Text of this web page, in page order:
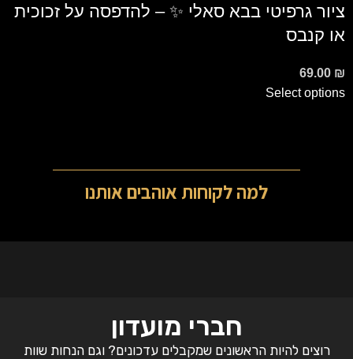
ציור גרפיטי בבא סאלי ✨ – להדפסה על זכוכית
או קנבס
69.00 ₪
Select options
למה לקוחות אוהבים אותנו
חברי מועדון
רוצים להיות הראשונים שמקבלים עדכונים? וגם הנחות שוות